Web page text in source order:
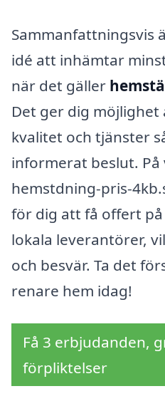
Sammanfattningsvis
idé att inhämtar
när det gäller
Det ger dig
kvalitet och tjänster
informerat beslut.
hemstdning-pris-
för dig att få offert
lokala leverantörer,
och besvär. Ta det
renare hem idag!
Få 3 erbjudanden,
förpliktelser